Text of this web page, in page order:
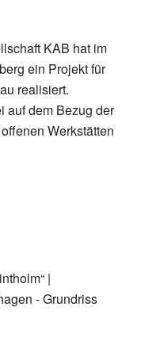
KAB hat im
ein Projekt für
realisiert.
auf dem Bezug der
Werkstätten